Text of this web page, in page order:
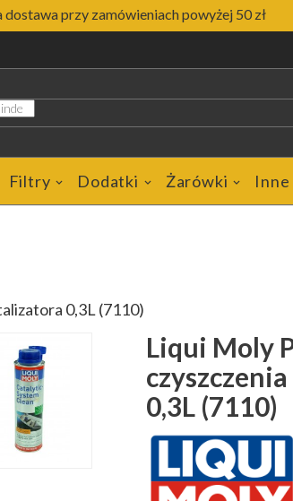
dostawa przy zamówieniach powyżej 50 zł
Filtry Dodatki Żarówki
0,3L (7110)
Liqui Moly
0,3L (7110)